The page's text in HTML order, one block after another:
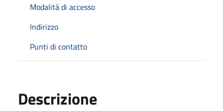
Modalità di accesso
Indirizzo
Punti di contatto
Descrizione